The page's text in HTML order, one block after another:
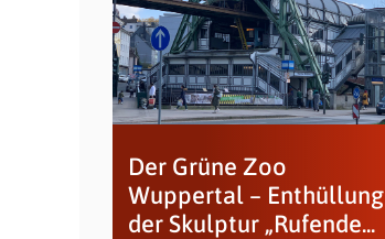
Der Grüne Zoo
Wuppertal – Enthüllung
der Skulptur „Rufende...